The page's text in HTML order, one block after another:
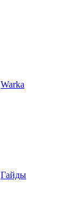
Warka
Гайды